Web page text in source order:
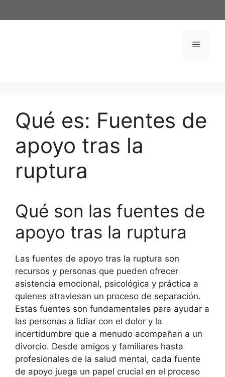
al
Menú
Qué es: Fuentes de
apoyo tras la
ruptura
Qué son las fuentes de
apoyo tras la ruptura
Las fuentes de apoyo tras la ruptura son
recursos y personas que pueden ofrecer
asistencia emocional, psicológica y práctica a
quienes atraviesan un proceso de separación.
Estas fuentes son fundamentales para ayudar a
las personas a lidiar con el dolor y la
incertidumbre que a menudo acompañan a un
divorcio. Desde amigos y familiares hasta
profesionales de la salud mental, cada fuente
de apoyo juega un papel crucial en el proceso